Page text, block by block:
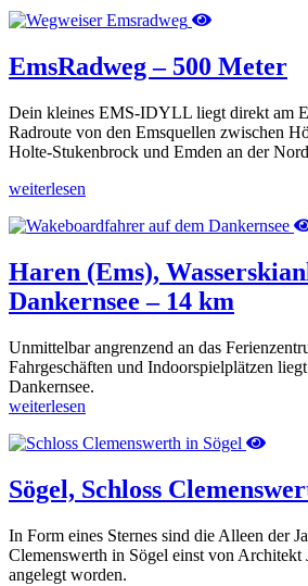
EmsRadweg – 500 Meter
Dein kleines EMS-IDYLL liegt direkt am
Radroute von den Emsquellen zwischen
Holte-Stukenbrock und Emden an der
weiterlesen
Haren (Ems),
Dankernsee – 14 km
Unmittelbar angrenzend an das
Fahrgeschäften und Indoorspielplätzen
Dankernsee.
weiterlesen
Sögel, Schloss
In Form eines Sternes sind die Alleen der
Clemenswerth in Sögel einst von Architekt
angelegt worden.